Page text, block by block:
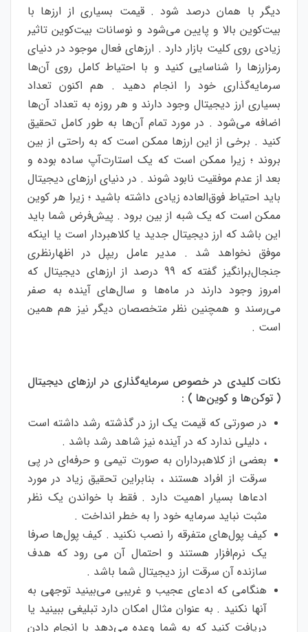
دیگر با همان درصد شود . قیمت بسیاری از ارزها با
بیت‌کوین بالا و پایین می‌شود و نوسانات بیت‌کوین تاثیر
زیادی روی کلیت بازار دارد . ارزهای فعال موجود در دنیای
رمزارزها را شناسایی کنید و با احتیاط کامل روی آن‌ها
سرمایه‌گذاری خود را انجام دهید . هم اکنون تعداد
بسیاری ارز دیجیتال وجود دارند و هر روزه به تعداد آن‌ها
اضافه می‌شود . در مورد تمام آن‌ها به طور کامل تحقیق
کنید . برخی از این ارزها ممکن است که به راحتی از بین
بروند ؛ زیرا ممکن است که یک استارت‌آپ ساده بوده و
بعد از عدم موفقیت نابود شوند . در دنیای ارزهای دیجیتال
باید احتیاط فوق‌العاده زیادی داشته باشید ؛ زیرا هر کوین
ممکن است که یک شبه از بین برود . پیش‌فرض شما باید
این باشد که ارز دیجیتال جدید یا کلاهبردار است یا اینکه
موفق نخواهد شد . مدیر عامل ریپل در اظهارنظری
جنجال‌برانگیز گفته که 99 درصد از ارزهای دیجیتال که
امروز وجود دارند در ماه‌ها و سال‌های آینده به صفر
می‌رسند و همچنین نظر متخصصان دیگر نیز هم همین
است .
نکات کلیدی در خصوص سرمایه‌گذاری در ارزهای دیجیتال
( توکن‌ها و کوین‌ها ) :
در صورتی که قیمت یک ارز در گذشته رشد داشته است
، دلیلی ندارد که در آینده نیز شاهد رشد باشد .
بعضی از کلاهبرداران به صورت تیمی و حرفه‌ای در پی
سرقت از افراد هستند ، بنابراین تحقیق زیاد در مورد
ادعاها بسیار اهمیت دارد . فقط با خواندن یک نظر
مثبت نباید سرمایه خود را به خطر انداخت .
کیف پول‌های متفرقه را نصب نکنید . کیف پول‌ها صرفا
یک نرم‌افزار هستند و احتمال آن می رود که هدف
سازنده آن سرقت ارز دیجیتال شما باشد .
هنگامی که ادعای عجیب و غریبی می‌بینید توجهی به
آنها نکنید . به عنوان مثال امکان دارد تبلیغی ببینید یا
دریافت کنید که به شما وعده می‌دهد با انجام دادن